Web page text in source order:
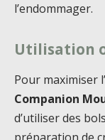
l’endommager.
Utilisation
Pour maximiser
Companion
d’utiliser des